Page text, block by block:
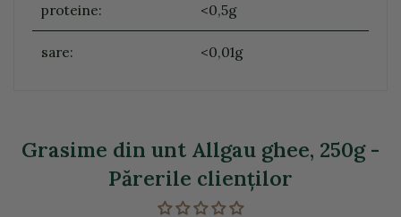
proteine: <0,5g
sare: <0,01g
Grasime din unt Allgau ghee, 250g -
Părerile clienţilor